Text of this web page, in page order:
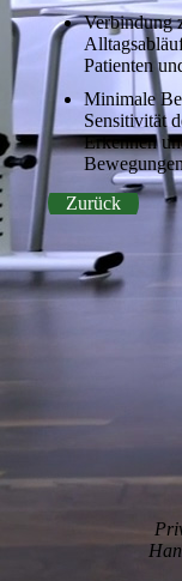
Verbindung
Patienten
Minimale
Sensitivität
Erkennen
Zurück